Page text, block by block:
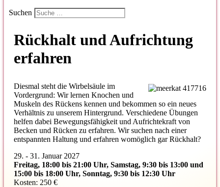
Suchen
Rückhalt und Aufrichtung
erfahren
Diesmal steht die Wirbelsäule im
Vordergrund: Wir lernen Knochen und
Muskeln des Rückens kennen und bekommen so ein neues
Verhältnis zu unserem Hintergrund. Verschiedene Übungen
helfen dabei Bewegungsfähigkeit und Aufrichtekraft von
Becken und Rücken zu erfahren. Wir suchen nach einer
entspannten Haltung und erfahren womöglich gar Rückhalt?
29. - 31. Januar 2027
Freitag, 18:00 bis 21:00 Uhr, Samstag, 9:30 bis 13:00 und
15:00 bis 18:00 Uhr, Sonntag, 9:30 bis 12:30 Uhr
Kosten: 250 €